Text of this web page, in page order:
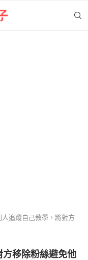
人追蹤自己教學，將對方
移除粉絲避免他